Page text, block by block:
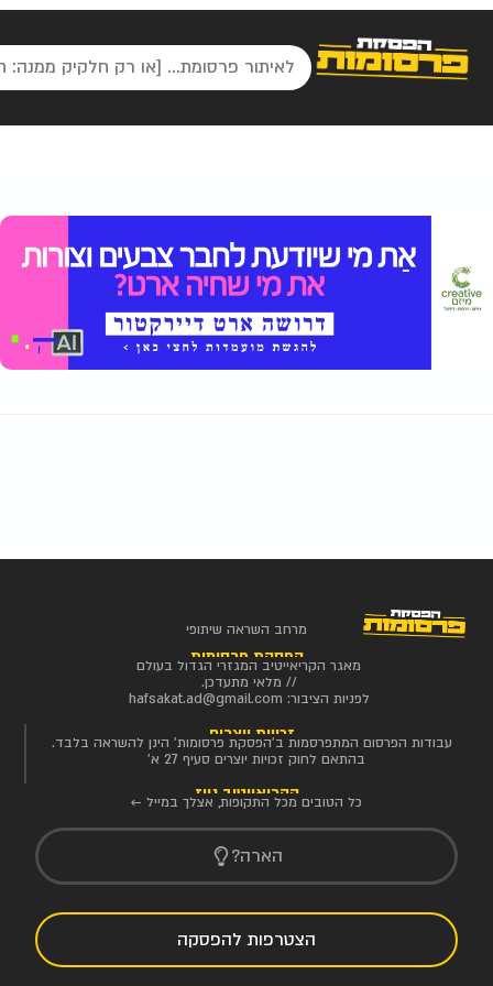
מרחב השראה שיתופי
הפסקת פרסומות
מאגר הקריאייטיב המגזרי הגדול בעולם
// מלאי מתעדכן.
לפניות הציבור: hafsakat.ad@gmail.com
זכויות יוצרים
עבודות הפרסום המתפרסמות ב'הפסקת פרסומות' הינן להשראה בלבד.
בהתאם לחוק זכויות יוצרים סעיף 27 א'
הקריאייטיב ניוז
כל הטובים מכל התקופות, אצלך במייל ←
הארה?
הצטרפות להפסקה